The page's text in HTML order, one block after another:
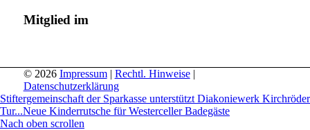
Mitglied im
© 2026 Impressum| Rechtl. Hinweise|
Datenschutzerklärung
Stiftergemeinschaft der Sparkasse unterstützt Diakoniewerk Kirchröder
Tur...Neue Kinderrutsche für Westerceller Badegäste
Nach oben scrollen